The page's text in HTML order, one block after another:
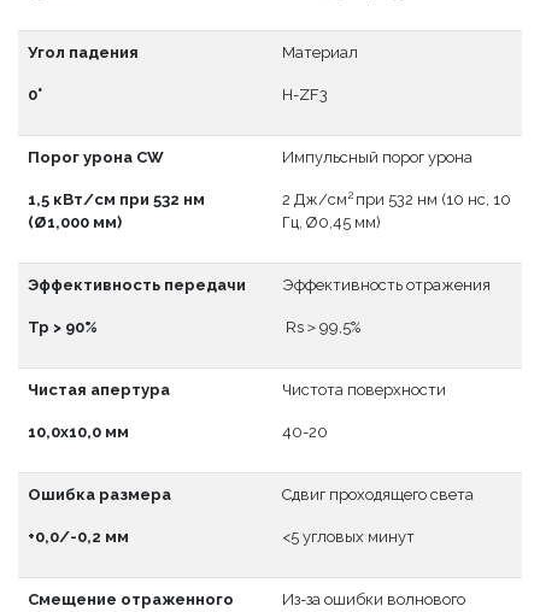
Угол падения
0°
Материал
H-ZF3
Порог урона CW
1,5 кВт/см при 532 нм
(Ø1,000 мм)
Импульсный порог урона
2 Дж/см2 при 532 нм (10 нс, 10
Гц, Ø0,45 мм)
Эффективность передачи
Тр > 90%
Эффективность отражения
Rs＞99,5%
Чистая апертура
10,0x10,0 мм
Чистота поверхности
40-20
Ошибка размера
+0,0/-0,2 мм
Сдвиг проходящего света
<5 угловых минут
Смещение отраженного
Из-за ошибки волнового